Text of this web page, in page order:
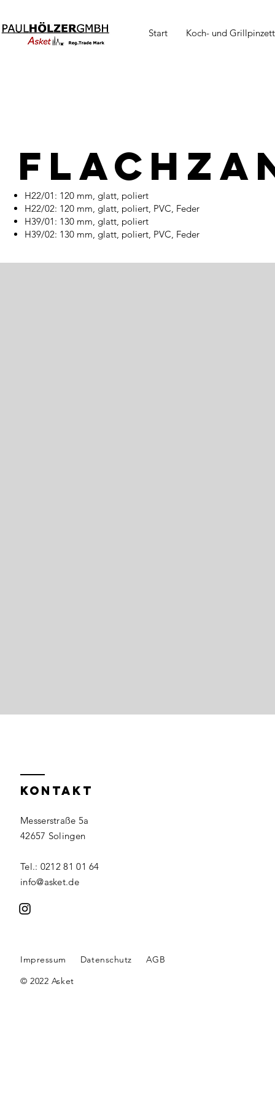
Start Koch- und
H22/01: 120 mm, glatt, poliert
H22/02: 120 mm, glatt, poliert, PVC, Feder
H39/01: 130 mm, glatt, poliert
H39/02: 130 mm, glatt, poliert, PVC, Feder
KONTAKT
Messerstraße 5a
42657 Solingen
Tel.: 0212 81 01 64
info@asket.de
Impressum Datenschutz
AGB
© 2022 Asket